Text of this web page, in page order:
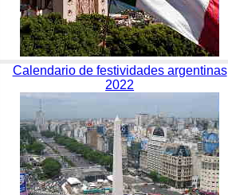
Calendario de festividades argentinas
2022